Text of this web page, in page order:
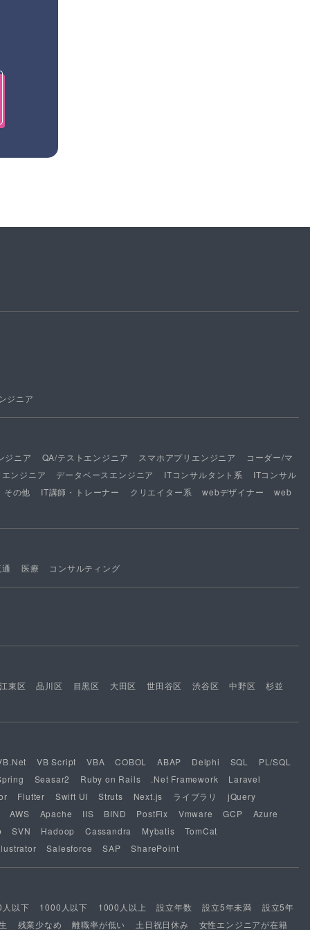
ジニア
ジニア QA/テストエンジニア スマホアプリエンジニア
コーダー/マ
ンジニア データベースエンジニア ITコンサルタント系
ITコンサル
その他 IT講師・トレーナー クリエイター系 webデザイナー
web
医療 コンサルティング
江東区 品川区 目黒区 大田区 世田谷区 渋谷区 中野区
杉並
VB Script VBA COBOL ABAP Delphi SQL
PL/SQL
Seasar2 Ruby on Rails .Net Framework
Laravel
Flutter Swift UI Struts Next.js ライブラリ
jQuery
AWS Apache IIS BIND PostFix Vmware GCP
Azure
SVN Hadoop Cassandra Mybatis
TomCat
Salesforce SAP SharePoint
以下 1000人以下 1000人以上 設立年数 設立5年未満
設立5年
残業少なめ 離職率が低い 土日祝日休み 女性エンジニアが在籍